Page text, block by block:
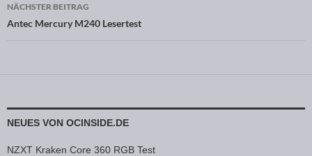
NÄCHSTER BEITRAG
Antec Mercury M240 Lesertest
NEUES VON OCINSIDE.DE
NZXT Kraken Core 360 RGB Test